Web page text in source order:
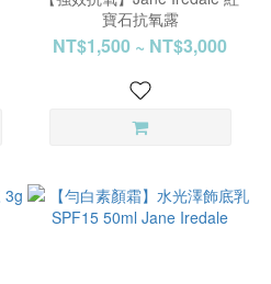
寶石抗氧露
NT$1,500 ~ NT$3,000